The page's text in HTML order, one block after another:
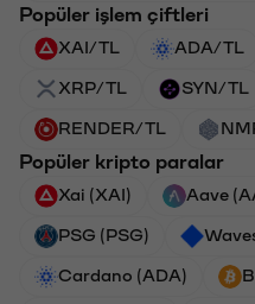
Popüler işlem çiftleri
XAI/TL ADA/TL
XRP/TL SYN/TL
RENDER/TL
Popüler kripto paralar
Xai (XAI) Aave
PSG (PSG)
Cardano (ADA)